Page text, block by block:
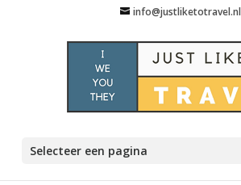
info@justliketotravel.nl
Selecteer een pagina